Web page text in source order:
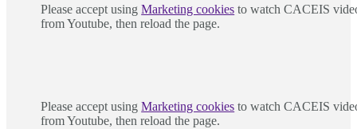
Please accept usingMarketing cookies to watch CACEIS
from Youtube, then reload the page.
Please accept usingMarketing cookies to watch CACEIS
from Youtube, then reload the page.